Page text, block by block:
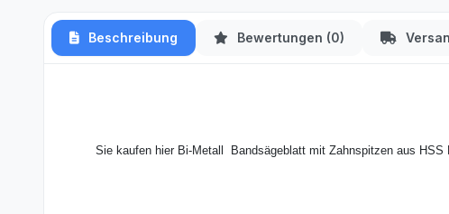
Beschreibung Bewertungen (0)
Sie kaufen hier Bi-Metall Bandsägeblatt mit Zahnspitzen aus